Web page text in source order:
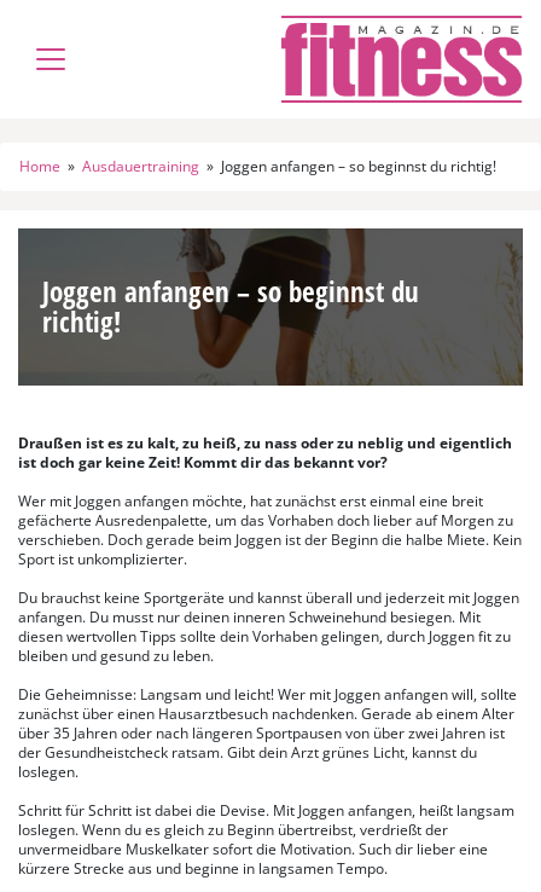
Home » Ausdauertraining » Joggen anfangen – so beginnst du richtig!
Joggen anfangen – so beginnst du
richtig!
Draußen ist es zu kalt, zu heiß, zu nass oder zu neblig und eigentlich
ist doch gar keine Zeit! Kommt dir das bekannt vor?
Wer mit Joggen anfangen möchte, hat zunächst erst einmal eine breit
gefächerte Ausredenpalette, um das Vorhaben doch lieber auf Morgen zu
verschieben. Doch gerade beim Joggen ist der Beginn die halbe Miete. Kein
Sport ist unkomplizierter.
Du brauchst keine Sportgeräte und kannst überall und jederzeit mit Joggen
anfangen. Du musst nur deinen inneren Schweinehund besiegen. Mit
diesen wertvollen Tipps sollte dein Vorhaben gelingen, durch Joggen fit zu
bleiben und gesund zu leben.
Die Geheimnisse: Langsam und leicht! Wer mit Joggen anfangen will, sollte
zunächst über einen Hausarztbesuch nachdenken. Gerade ab einem Alter
über 35 Jahren oder nach längeren Sportpausen von über zwei Jahren ist
der Gesundheistcheck ratsam. Gibt dein Arzt grünes Licht, kannst du
loslegen.
Schritt für Schritt ist dabei die Devise. Mit Joggen anfangen, heißt langsam
loslegen. Wenn du es gleich zu Beginn übertreibst, verdrießt der
unvermeidbare Muskelkater sofort die Motivation. Such dir lieber eine
kürzere Strecke aus und beginne in langsamen Tempo.